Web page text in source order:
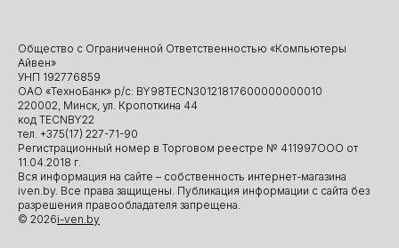
Общество с Ограниченной Ответственностью «Компьютеры
Айвен»
УНП 192776859
ОАО «ТехноБанк» р/с: BY98TECN30121817600000000010
220002, Минск, ул. Кропоткина 44
код TECNBY22
тел. +375(17) 227-71-90
Регистрационный номер в Торговом реестре № 411997ООО от
11.04.2018 г.
Вся информация на сайте – собственность интернет-магазина
iven.by. Все права защищены. Публикация информации с сайта без
разрешения правообладателя запрещена.
© 2026i-ven.by